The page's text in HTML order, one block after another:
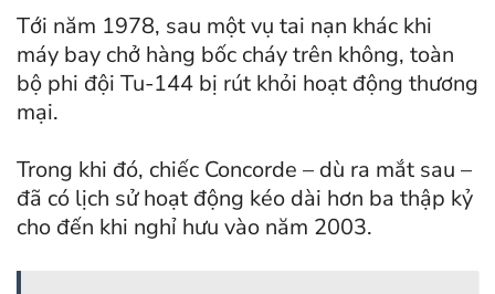
Tới năm 1978, sau một vụ tai nạn khác khi
máy bay chở hàng bốc cháy trên không, toàn
bộ phi đội Tu-144 bị rút khỏi hoạt động thương
mại.
Trong khi đó, chiếc Concorde – dù ra mắt sau –
đã có lịch sử hoạt động kéo dài hơn ba thập kỷ
cho đến khi nghỉ hưu vào năm 2003.